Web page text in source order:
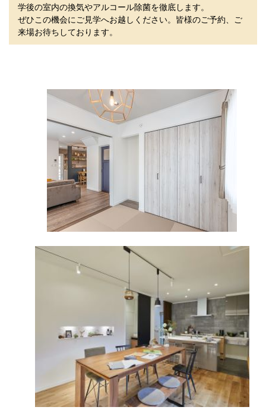
学後の室内の換気やアルコール除菌を徹底します。
ぜひこの機会にご見学へお越しください。皆様のご予約、ご
来場お待ちしております。